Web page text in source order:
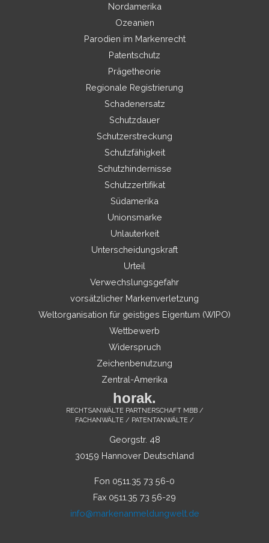
Nordamerika
Ozeanien
Parodien im Markenrecht
Patentschutz
Prägetheorie
Regionale Registrierung
Schadenersatz
Schutzdauer
Schutzerstreckung
Schutzfähigkeit
Schutzhindernisse
Schutzzertifikat
Südamerika
Unionsmarke
Unlauterkeit
Unterscheidungskraft
Urteil
Verwechslungsgefahr
vorsätzlicher Markenverletzung
Weltorganisation für geistiges Eigentum (WIPO)
Wettbewerb
Widerspruch
Zeichenbenutzung
Zentral-Amerika
horak.
RECHTSANWÄLTE PARTNERSCHAFT MBB /
FACHANWÄLTE / PATENTANWÄLTE /
Georgstr. 48
30159 Hannover Deutschland
Fon 0511.35 73 56-0
Fax 0511.35 73 56-29
info@markenanmeldungwelt.de